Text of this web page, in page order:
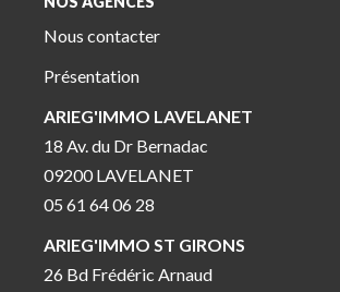
Nous contacter
Présentation
ARIEG'IMMO LAVELANET
18 Av. du Dr Bernadac
09200 LAVELANET
05 61 64 06 28
ARIEG'IMMO ST GIRONS
26 Bd Frédéric Arnaud